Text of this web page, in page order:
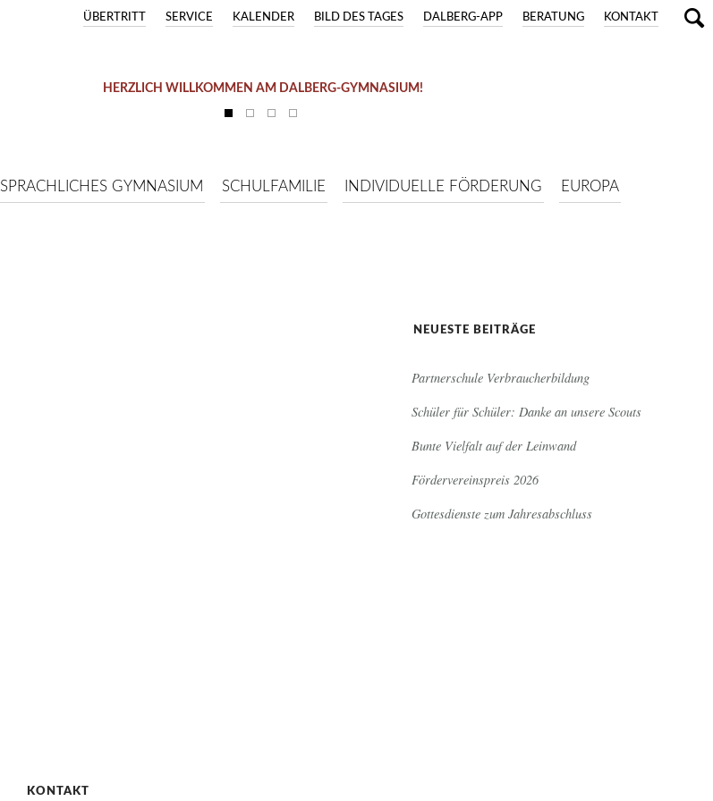
KONTAKT
BERATUNG
DALBERG-APP
BILD DES TAGES
KALENDER
SERVICE
ÜBERTRITT
HERZLICH WILLKOMMEN AM DALBERG-GYMNASIUM!
SPRACHLICHES GYMNASIUM SCHULFAMILIE INDIVIDUELLE FÖRDERUNG EUROPA
NEUESTE BEITRÄGE
Partnerschule Verbraucherbildung
Schüler für Schüler: Danke an unsere Scouts
Bunte Vielfalt auf der Leinwand
Fördervereinspreis 2026
Gottesdienste zum Jahresabschluss
KONTAKT